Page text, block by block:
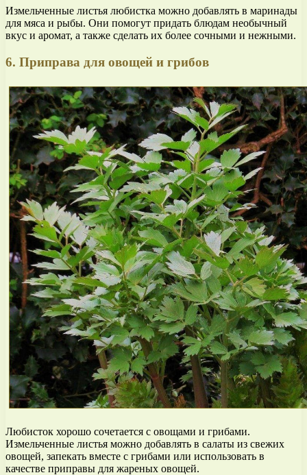
Измельченные листья любистка можно добавлять в маринады
для мяса и рыбы. Они помогут придать блюдам необычный
вкус и аромат, а также сделать их более сочными и нежными.
6. Приправа для овощей и грибов
Любисток хорошо сочетается с овощами и грибами.
Измельченные листья можно добавлять в салаты из свежих
овощей, запекать вместе с грибами или использовать в
качестве приправы для жареных овощей.